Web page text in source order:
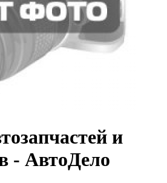
и
- АвтоДело